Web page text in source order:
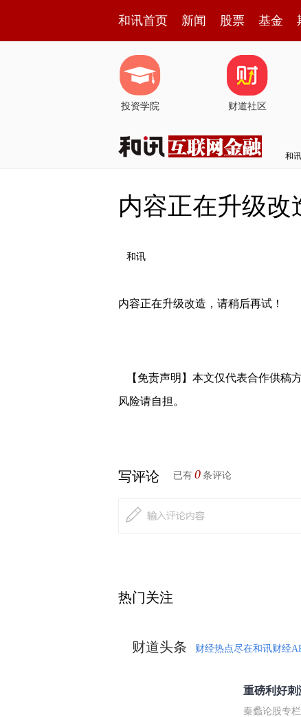
和讯首页 新闻 股票 基金
投资学院 财道社区
和
内容正在升级改
和讯
内容正在升级改造，请稍后再试！
【免责声明】本文仅代表合作供稿
风险请自担。
写评论 已有 0 条评论
热门关注
财道头条 财经热点尽在和讯财经
秦蠡论股专